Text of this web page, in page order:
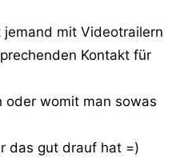
mit Videotrailern
Kontakt für
oder womit man sowas
das gut drauf hat =)